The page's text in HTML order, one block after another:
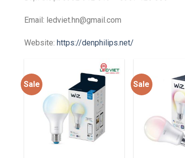
Email: ledviet.hn@gmail.com
Website: https://denphilips.net/
Sale
Add to
wishlist
Sale